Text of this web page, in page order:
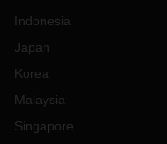
Indonesia
Japan
Korea
Malaysia
Singapore